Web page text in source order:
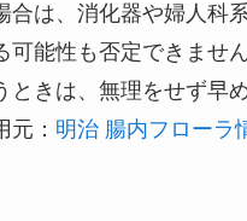
合は、消化器や婦人科
可能性も否定できませ
ときは、無理をせず早
元： 明治 腸内フローラ